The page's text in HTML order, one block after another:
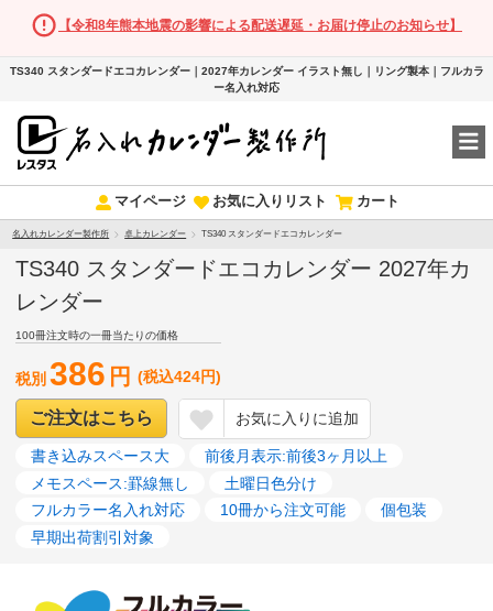
【令和8年熊本地震の影響による配送遅延・お届け停止のお知らせ】
TS340 スタンダードエコカレンダー｜2027年カレンダー イラスト無し｜リング製本｜フルカラ
ー名入れ対応
マイページ お気に入りリスト カート
名入れカレンダー製作所 卓上カレンダー TS340 スタンダードエコカレンダー
TS340 スタンダードエコカレンダー 2027年カ
レンダー
100冊注文時の一冊当たりの価格
税別386 円 (税込424円)
ご注文はこちら お気に入りに追加
書き込みスペース大
前後月表示:前後3ヶ月以上
メモスペース:罫線無し
土曜日色分け
フルカラー名入れ対応
10冊から注文可能
個包装
早期出荷割引対象